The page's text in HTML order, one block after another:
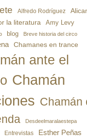
Alfredo Rodríguez
la literatura
Amy Levy
blog Breve historia del circo
Chamanes en trance
ante el
Chamán
Chamán
Desdeelmaralaestepa
Entrevistas Esther Peñas